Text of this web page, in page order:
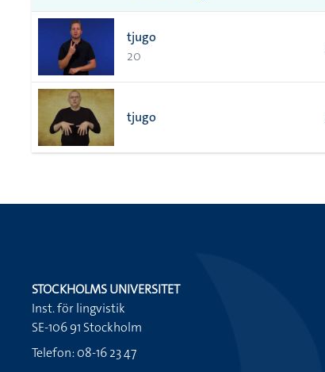
tjugo
20
tjugo
STOCKHOLMS UNIVERSITET
Inst. för lingvistik
SE-106 91 Stockholm
Telefon: 08-16 23 47